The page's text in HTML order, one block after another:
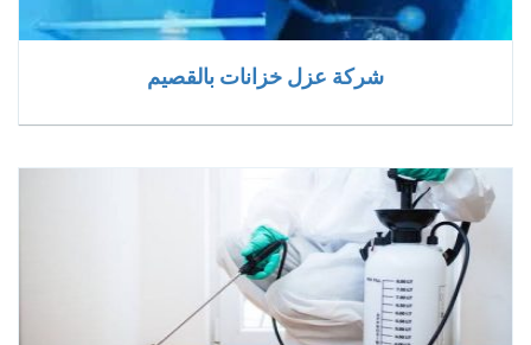
شركة عزل خزانات بالقصيم